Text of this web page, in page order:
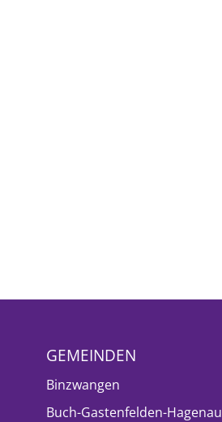
GEMEINDEN
Binzwangen
Buch-Gastenfelden-Hagenau